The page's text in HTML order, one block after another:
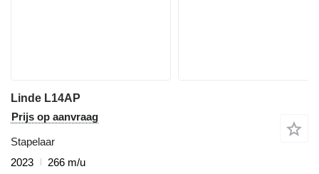
Linde L14AP
Prijs op aanvraag
Stapelaar
2023
266 m/u